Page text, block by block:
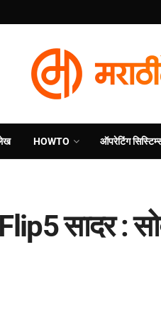
HOWTO ऑपरेटिंग
सादर :